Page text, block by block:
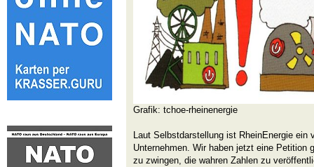
Grafik: tchoe-rheinenergie
Laut Selbstdarstellung ist RheinEnergie ein
Unternehmen. Wir haben jetzt eine Petition
zu zwingen, die wahren Zahlen zu